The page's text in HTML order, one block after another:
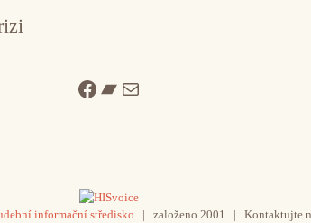
Facebook
Bandcamp
Mail
informační středisko | založeno 2001 | Kontaktujte